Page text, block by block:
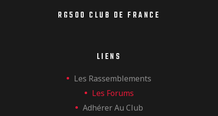
RG500 CLUB DE FRANCE
LIENS
Les Rassemblements
Les Forums
Adhérer Au Club